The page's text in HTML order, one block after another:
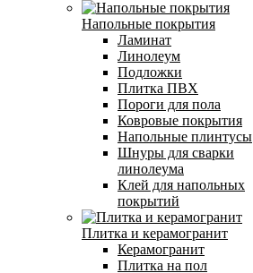
Напольные покрытия
Ламинат
Линолеум
Подложки
Плитка ПВХ
Пороги для пола
Ковровые покрытия
Напольные плинтусы
Шнуры для сварки
линолеума
Клей для напольных
покрытий
Плитка и керамогранит
Керамогранит
Плитка на пол